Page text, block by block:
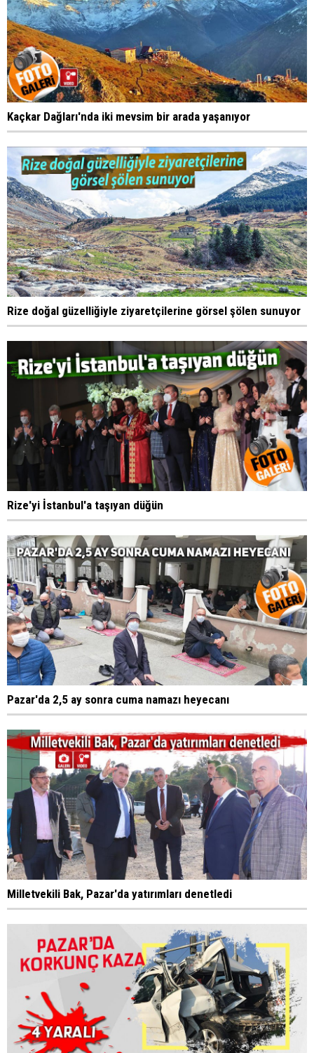
Kaçkar Dağları'nda iki mevsim bir arada yaşanıyor
Rize doğal güzelliğiyle ziyaretçilerine görsel şölen sunuyor
Rize'yi İstanbul'a taşıyan düğün
Pazar'da 2,5 ay sonra cuma namazı heyecanı
Milletvekili Bak, Pazar'da yatırımları denetledi